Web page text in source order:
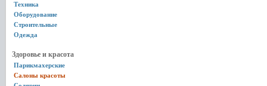
Техника
Оборудование
Строительные
Одежда
Здоровье и красота
Парикмахерские
Салоны красоты